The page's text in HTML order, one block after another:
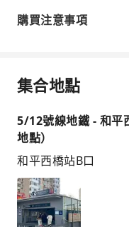
購買注意事項
集合地點
5/12號線地鐵 - 和平
地點）
和平西橋站B口